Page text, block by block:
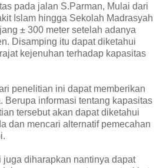
pada jalan S.Parman, Mulai dari
Islam hingga Sekolah Madrasyah
± 300 meter setelah adanya
Disamping itu dapat diketahui
kejenuhan terhadap kapasitas
penelitian ini dapat memberikan
Berupa informasi tentang kapasitas
tersebut akan dapat diketahui
dan mencari alternatif pemecahan
diharapkan nantinya dapat